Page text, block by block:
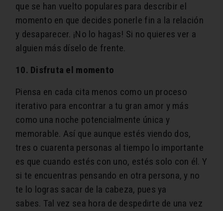
que se han vuelto populares para describir el
momento en que decides ponerle fin a la relación
y desaparecer. ¡No lo hagas! Si no quieres ver a
alguien más díselo de frente.
10. Disfruta el momento
Piensa en cada cita menos como un proceso
iterativo para encontrar a tu gran amor y más
como una noche potencialmente única y
memorable. Así que aunque estés viendo dos,
tres o cuarenta personas al tiempo lo importante
es que cuando estés con uno, estés solo con él. Y
si te encuentras pensando en otra persona, y no
te lo logras sacar de la cabeza, pues ya
sabes. Tal vez sea hora de despedirte de una vez